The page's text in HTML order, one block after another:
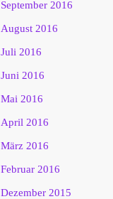
September 2016
August 2016
Juli 2016
Juni 2016
Mai 2016
April 2016
März 2016
Februar 2016
Dezember 2015